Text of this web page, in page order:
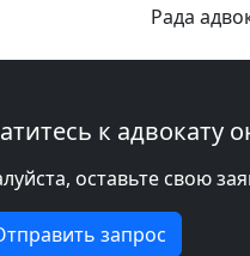
Рада
к адвокату
оставьте свою
запрос